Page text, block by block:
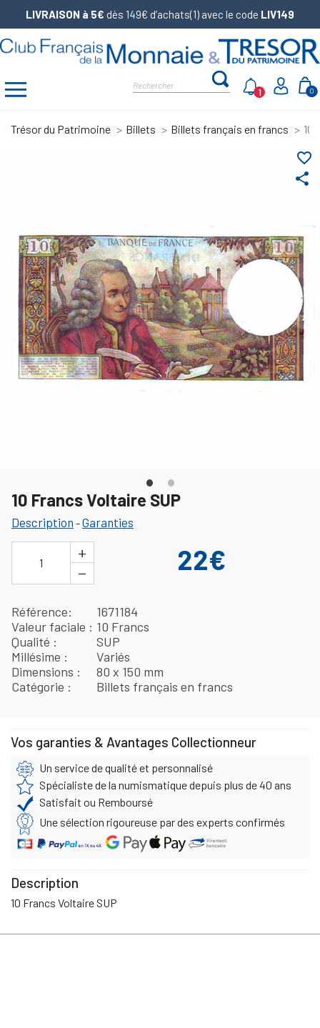
LIVRAISON à 5€ dès 149€ d’achats(1) avec le code LIV149
0
1
Trésor du Patrimoine Billets Billets français en francs 10
share
favorite_border
10 Francs Voltaire SUP
Description -Garanties
1
+
−
22€
Référence
1671184
Valeur faciale
10 Francs
Qualité
SUP
Millésime
Variés
Dimensions
80 x 150 mm
Catégorie
Billets français en francs
Vos garanties & Avantages Collectionneur
Un service de qualité et personnalisé
Spécialiste de la numismatique depuis plus de 40 ans
Satisfait ou Remboursé
Une sélection rigoureuse par des experts confirmés
Description
10 Francs Voltaire SUP